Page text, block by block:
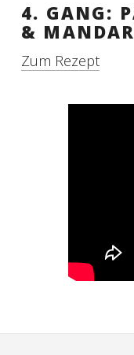
4. GANG:
&
Zum Rezept